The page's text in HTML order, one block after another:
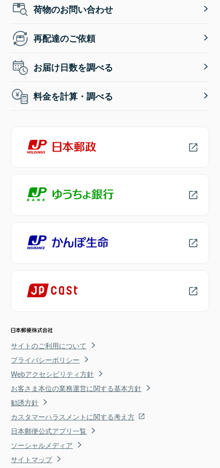
荷物のお問い合わせ
再配達のご依頼
お届け日数を調べる
料金を計算・調べる
サイトのご利用について
プライバシーポリシー
Webアクセシビリティ方針
お客さま本位の業務運営に関する基本方針
勧誘方針
カスタマーハラスメントに関する考え方
日本郵便公式アプリ一覧
ソーシャルメディア
サイトマップ